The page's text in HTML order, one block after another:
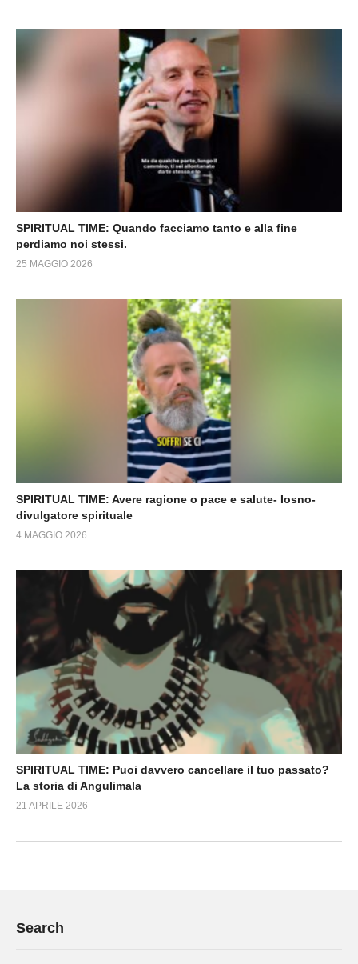
SPIRITUAL TIME: Quando facciamo tanto e alla fine
perdiamo noi stessi.
25 MAGGIO 2026
SPIRITUAL TIME: Avere ragione o pace e salute- Iosno-
divulgatore spirituale
4 MAGGIO 2026
SPIRITUAL TIME: Puoi davvero cancellare il tuo passato?
La storia di Angulimala
21 APRILE 2026
Search